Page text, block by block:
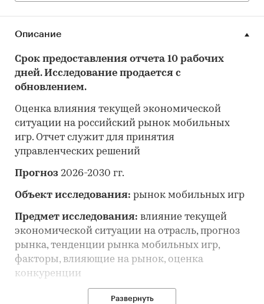
Описание
Срок предоставления отчета 10 рабочих
дней. Исследование продается с
обновлением.
Оценка влияния текущей экономической
ситуации на российский рынок мобильных
игр. Отчет служит для принятия
управленческих решений
Прогноз 2026-2030 гг.
Объект исследования: рынок мобильных игр
Предмет исследования: влияние текущей
экономической ситуации на отрасль, прогноз
рынка, тенденции рынка мобильных игр,
факторы, влияющие на рынок, оценка
конкуренции
Анализ и прогноз рынка мобильных игр
Развернуть